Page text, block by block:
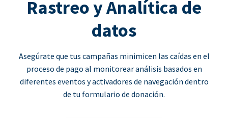
Rastreo y Analítica de
datos
Asegúrate que tus campañas minimicen las caídas en el
proceso de pago al monitorear análisis basados en
diferentes eventos y activadores de navegación dentro
de tu formulario de donación.